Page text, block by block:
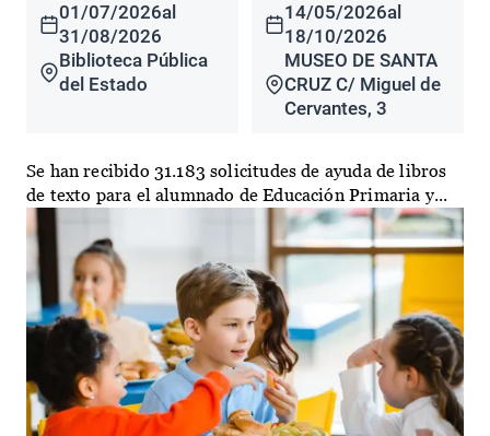
01/07/2026al
31/08/2026
Biblioteca Pública
del Estado
14/05/2026al
18/10/2026
MUSEO DE SANTA
CRUZ C/ Miguel de
Cervantes, 3
Se han recibido 31.183 solicitudes de ayuda de libros
de texto para el alumnado de Educación Primaria y...